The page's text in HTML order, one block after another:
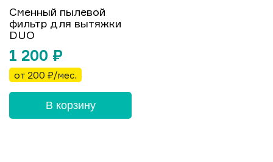
Сменный пылевой
фильтр для вытяжки
DUO
1 200 ₽
от 200 ₽/мес.
В корзину